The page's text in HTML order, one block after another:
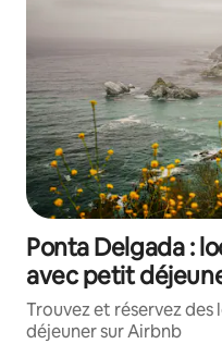
Ponta Delgada :
avec petit
Trouvez et réservez
déjeuner sur Airbnb